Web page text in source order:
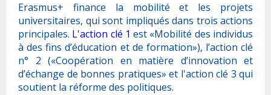
Erasmus+ finance la mobilité et les projets
universitaires, qui sont impliqués dans trois actions
principales. L'action clé 1est «Mobilité des individus
à des fins d’éducation et de formation»), l’action clé
n° 2 («Coopération en matière d’innovation et
d’échange de bonnes pratiques» et l'action clé 3 qui
soutient la réforme des politiques.